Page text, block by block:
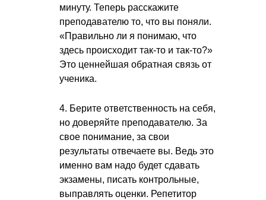
минуту. Теперь расскажите
преподавателю то, что вы поняли.
«Правильно ли я понимаю, что
здесь происходит так-то и так-то?»
Это ценнейшая обратная связь от
ученика.
4. Берите ответственность на себя,
но доверяйте преподавателю. За
свое понимание, за свои
результаты отвечаете вы. Ведь это
именно вам надо будет сдавать
экзамены, писать контрольные,
выправлять оценки. Репетитор